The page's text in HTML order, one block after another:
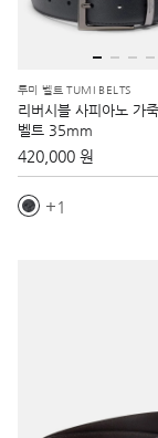
투미 벨트 TUMI BELTS
리버시블 사피아노 가
벨트 35mm
420,000 원
1